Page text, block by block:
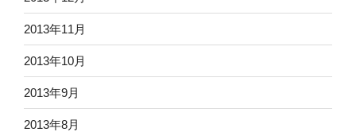
2013年11月
2013年10月
2013年9月
2013年8月